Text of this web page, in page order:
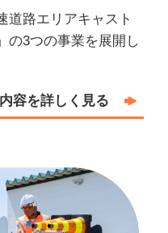
道路エリアキャスト
の3つの事業を展開し
容を詳しく⾒る